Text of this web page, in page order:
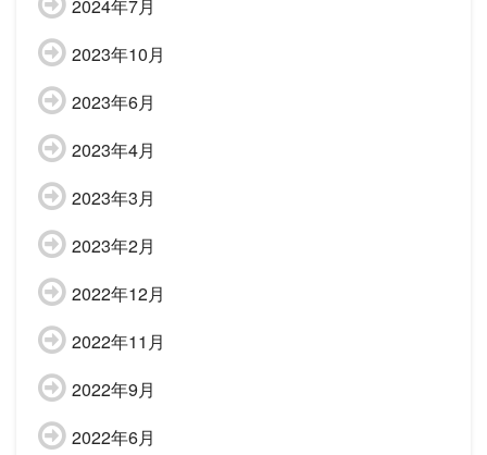
2024年7月
2023年10月
2023年6月
2023年4月
2023年3月
2023年2月
2022年12月
2022年11月
2022年9月
2022年6月